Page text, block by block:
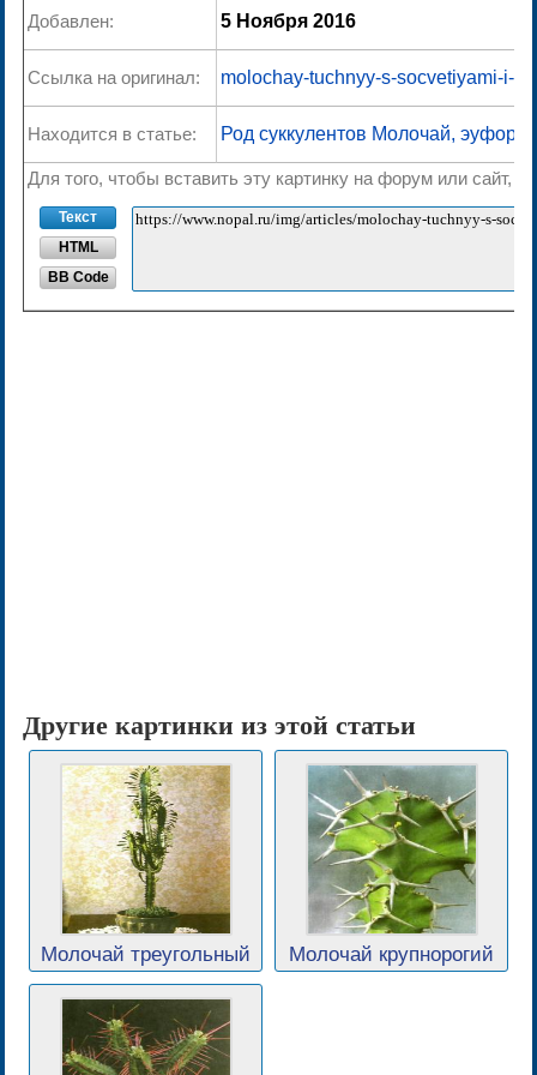
Добавлен: 5 Ноября 2016
Ссылка на оригинал: molochay-tuchnyy-s-socvetiyami-i-
Находится в статье: Род суккулентов Молочай,
Для того, чтобы вставить эту картинку на форум или сайт,
Текст
HTML
BB Code
Другие картинки из этой статьи
Молочай треугольный Молочай крупнорогий